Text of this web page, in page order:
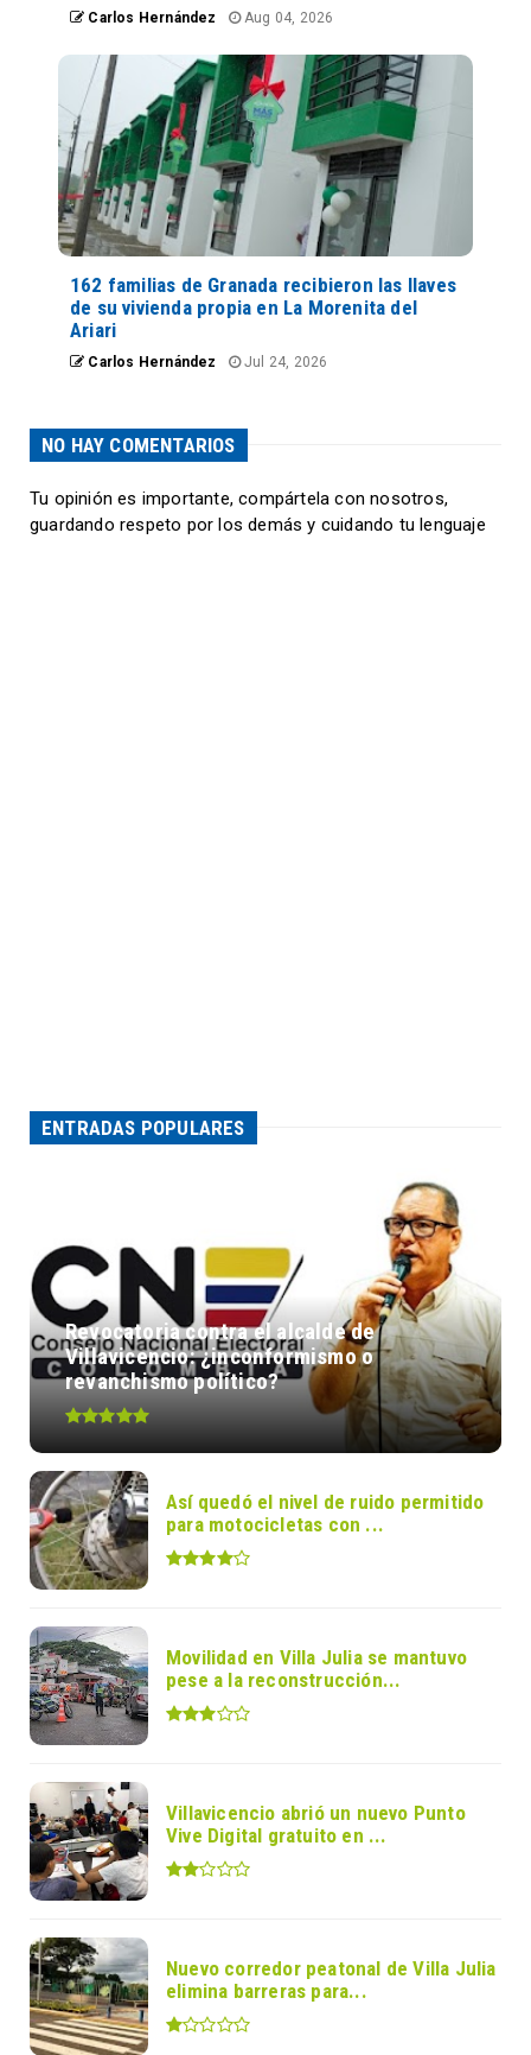
Carlos Hernández Aug 04, 2026
162 familias de Granada recibieron las llaves
de su vivienda propia en La Morenita del
Ariari
Carlos Hernández Jul 24, 2026
NO HAY COMENTARIOS
Tu opinión es importante, compártela con nosotros,
guardando respeto por los demás y cuidando tu lenguaje
ENTRADAS POPULARES
Revocatoria contra el alcalde de
Villavicencio: ¿inconformismo o
revanchismo político?
Así quedó el nivel de ruido permitido
para motocicletas con ...
Movilidad en Villa Julia se mantuvo
pese a la reconstrucción...
Villavicencio abrió un nuevo Punto
Vive Digital gratuito en ...
Nuevo corredor peatonal de Villa Julia
elimina barreras para...